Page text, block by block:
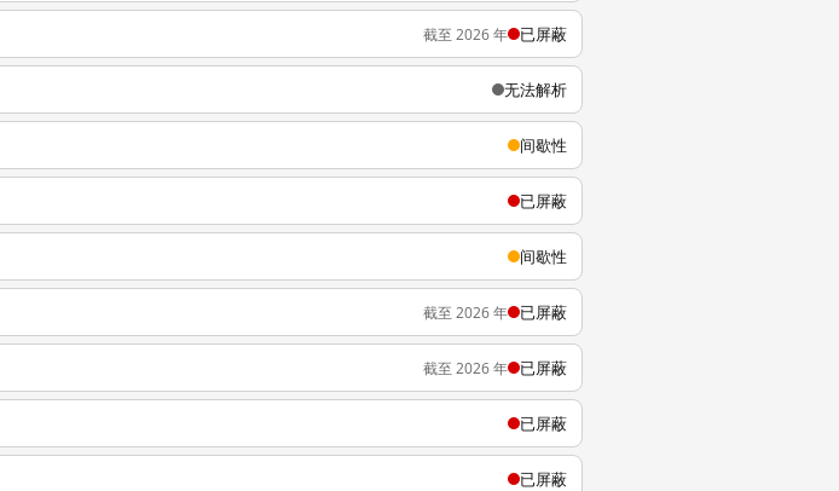
截至 2026 年 已屏蔽
无法解析
间歇性
已屏蔽
间歇性
截至 2026 年 已屏蔽
截至 2026 年 已屏蔽
已屏蔽
已屏蔽